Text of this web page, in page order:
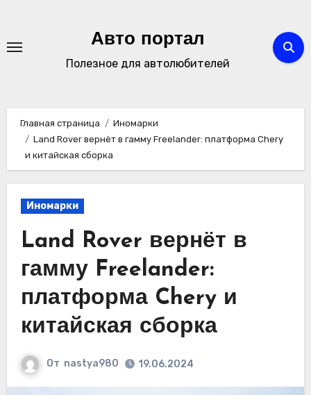
содержимому
Авто портал
Полезное для автолюбителей
Главная страница
Иномарки
Land Rover вернёт в гамму Freelander: платформа Chery
и китайская сборка
Иномарки
Land Rover вернёт в
гамму Freelander:
платформа Chery и
китайская сборка
От nastya980 19.06.2024